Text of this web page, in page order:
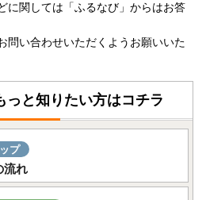
提出先】
窓口 宛
業務を外部委託しています。
して課税の対象となります】
るさと納税し、返礼品を受け取っ
に関しては「ふるなび」からはお答
問い合わせいただくようお願いいた
っと知りたい方はコチラ
プ
流れ